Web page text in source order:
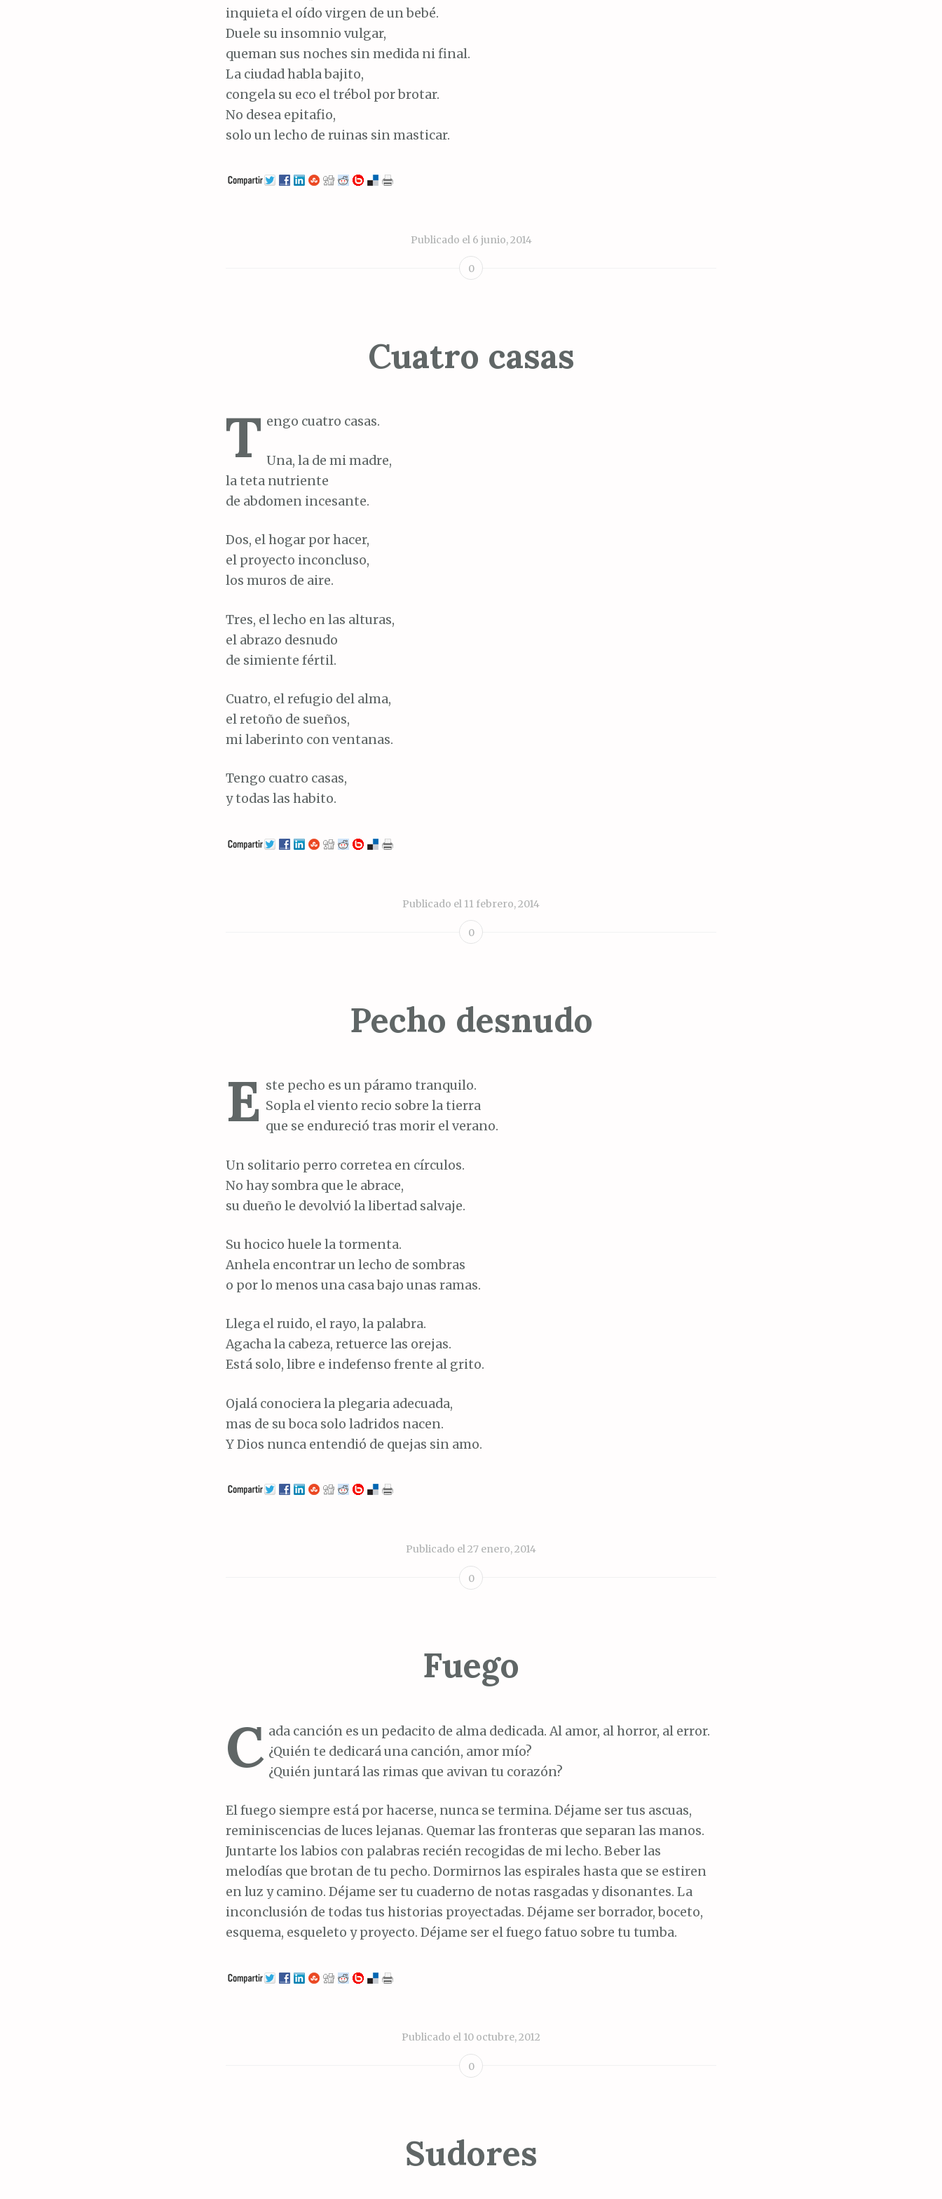
inquieta el oído virgen de un bebé.
Duele su insomnio vulgar,
queman sus noches sin medida ni final.
La ciudad habla bajito,
congela su eco el trébol por brotar.
No desea epitafio,
solo un lecho de ruinas sin masticar.
Publicado el 6 junio, 2014
0
Cuatro casas
T engo cuatro casas.
Una, la de mi madre,
la teta nutriente
de abdomen incesante.
Dos, el hogar por hacer,
el proyecto inconcluso,
los muros de aire.
Tres, el lecho en las alturas,
el abrazo desnudo
de simiente fértil.
Cuatro, el refugio del alma,
el retoño de sueños,
mi laberinto con ventanas.
Tengo cuatro casas,
y todas las habito.
Publicado el 11 febrero, 2014
0
Pecho desnudo
E ste pecho es un páramo tranquilo.
Sopla el viento recio sobre la tierra
que se endureció tras morir el verano.
Un solitario perro corretea en círculos.
No hay sombra que le abrace,
su dueño le devolvió la libertad salvaje.
Su hocico huele la tormenta.
Anhela encontrar un lecho de sombras
o por lo menos una casa bajo unas ramas.
Llega el ruido, el rayo, la palabra.
Agacha la cabeza, retuerce las orejas.
Está solo, libre e indefenso frente al grito.
Ojalá conociera la plegaria adecuada,
mas de su boca solo ladridos nacen.
Y Dios nunca entendió de quejas sin amo.
Publicado el27 enero, 2014
0
Fuego
C ada canción es un pedacito de alma dedicada. Al amor, al horror, al error.
¿Quién te dedicará una canción, amor mío?
¿Quién juntará las rimas que avivan tu corazón?
El fuego siempre está por hacerse, nunca se termina. Déjame ser tus ascuas,
reminiscencias de luces lejanas. Quemar las fronteras que separan las manos.
Juntarte los labios con palabras recién recogidas de mi lecho. Beber las
melodías que brotan de tu pecho. Dormirnos las espirales hasta que se estiren
en luz y camino. Déjame ser tu cuaderno de notas rasgadas y disonantes. La
inconclusión de todas tus historias proyectadas. Déjame ser borrador, boceto,
esquema, esqueleto y proyecto. Déjame ser el fuego fatuo sobre tu tumba.
Publicado el 10 octubre, 2012
0
Sudores